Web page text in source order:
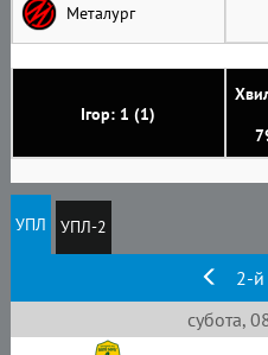
Ігор: 1 (1)
Металург
УПЛ УПЛ-2
2-й
субота,